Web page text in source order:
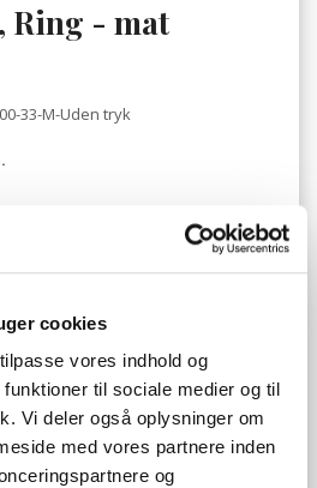
cookies
vores indhold og
til sociale medier og til
Vi deler også oplysninger om
med vores partnere inden
og
Ring - mat
33-M-Uden tryk
låg.
skumindlæg, velegnet til ringe.
flot og anvendelig æske til en
på låget. Læs om
tryk, fratrækkes 5% af prisen.